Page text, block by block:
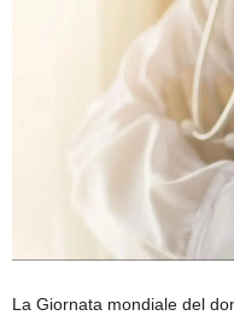
La Giornata mondiale del